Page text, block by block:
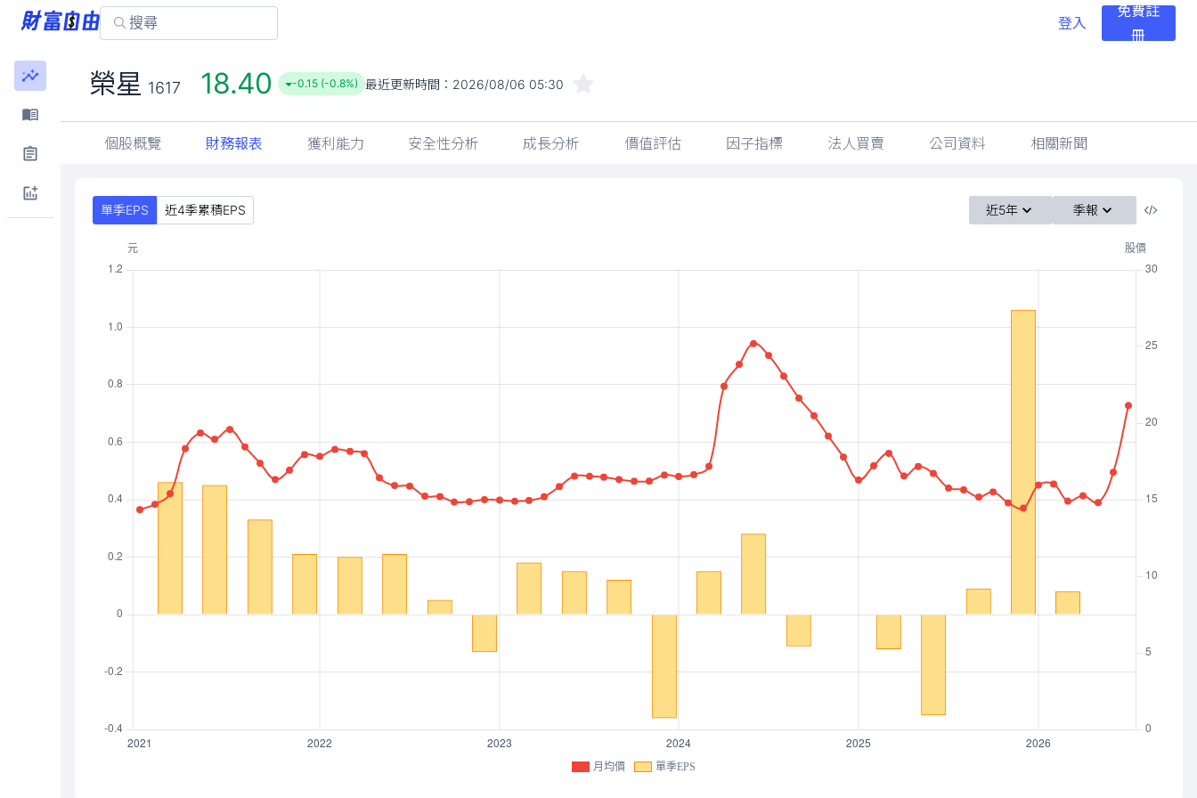
登入
免費註
冊
榮星 1617 18.40 -0.15 (-0.8%) 最近更新時間： 2026/08/06 05:30
個股概覽 財務報表 獲利能力 安全性分析 成長分析 價值評估 因子指標 法人買賣 公司資料 相關新聞
單季EPS 近4季累積EPS 近5年 季報
月均價 單季EPS